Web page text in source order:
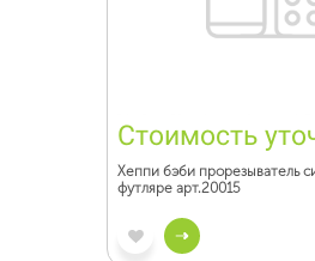
Стоимость
Хеппи бэби прорезыватель
футляре арт.20015